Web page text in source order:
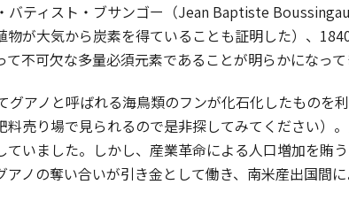
バティスト・ブサンゴー（Jean Baptiste
が大気から炭素を得ていることも証明した）、
不可欠な多量必須元素であることが明らかになって
アノと呼ばれる海鳥類のフンが化石化したものを
売り場で見られるので是非探してみてください）
いました。しかし、産業革命による人口増加を賄
ノの奪い合いが引き金として働き、南米産出国間